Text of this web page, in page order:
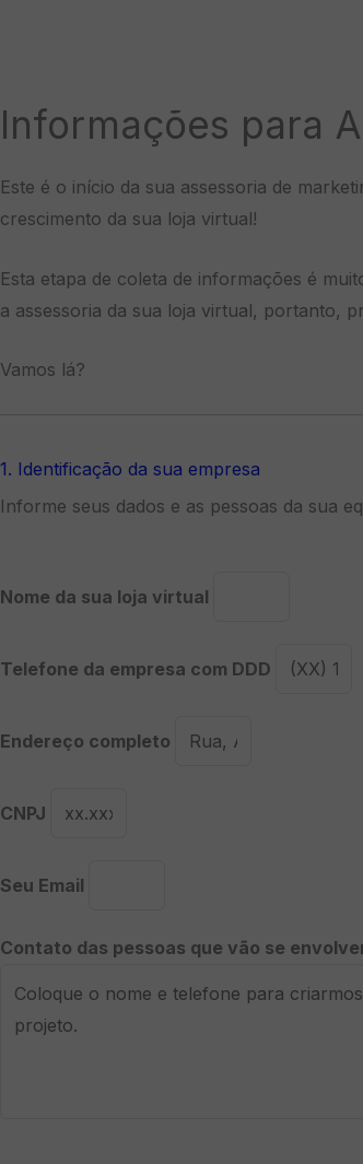
Informações para
Este é o início da sua assessoria de
crescimento da sua loja virtual!
Esta etapa de coleta de informações é
a assessoria da sua loja virtual, portanto,
Vamos lá?
1. Identificação da sua empresa
Informe seus dados e as pessoas da sua
Nome da sua loja virtual
Telefone da empresa com DDD
Endereço completo
CNPJ
Seu Email
Contato das pessoas que vão se